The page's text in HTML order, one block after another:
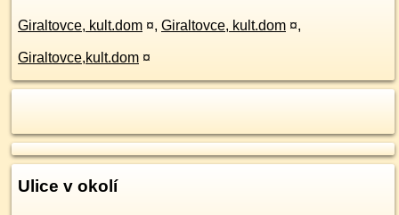
Giraltovce, kult.dom ¤, Giraltovce, kult.dom ¤,
Giraltovce,kult.dom ¤
Ulice v okolí